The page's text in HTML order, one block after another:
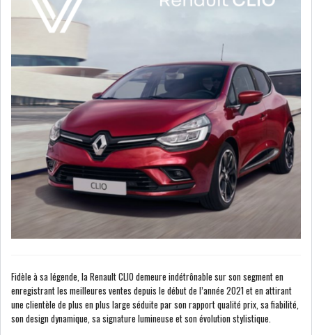
ANALYSE QUOTIDIENNE
ANALYSE HEBDOMADAIRE
ZOOM ENTREPRISE
HISTORIQUE DES ZOOMS
ARCHIVES DES COURS
HISTORIQUE ANALYSES HEBDOMADAIRES
SICAV
GRAPHIQUE TUNINDEX
Fidèle à sa légende, la Renault CLIO demeure indétrônable sur son segment en
enregistrant les meilleures ventes depuis le début de l’année 2021 et en attirant
une clientèle de plus en plus large séduite par son rapport qualité prix, sa fiabilité,
son design dynamique, sa signature lumineuse et son évolution stylistique.